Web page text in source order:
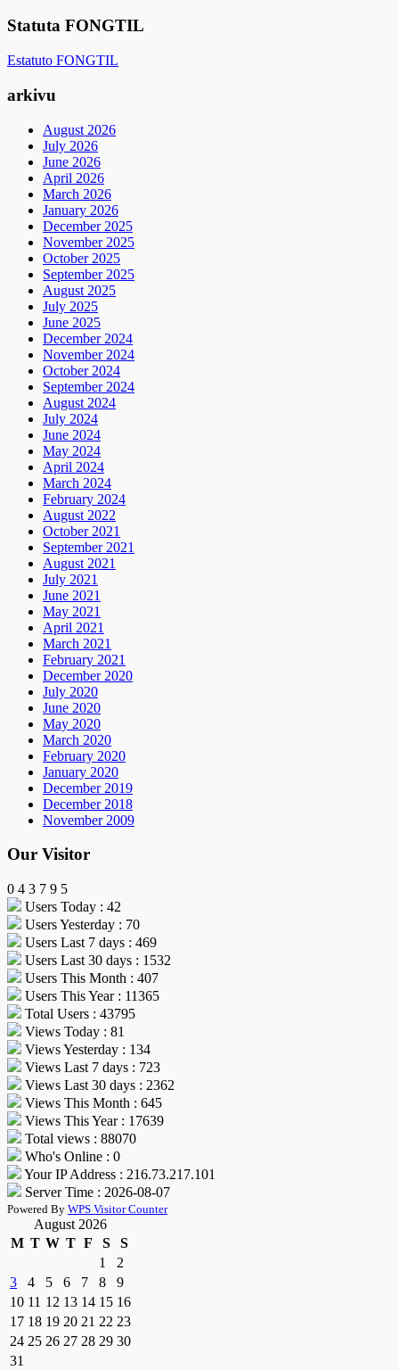
Statuta FONGTIL
Estatuto FONGTIL
arkivu
August 2026
July 2026
June 2026
April 2026
March 2026
January 2026
December 2025
November 2025
October 2025
September 2025
August 2025
July 2025
June 2025
December 2024
November 2024
October 2024
September 2024
August 2024
July 2024
June 2024
May 2024
April 2024
March 2024
February 2024
August 2022
October 2021
September 2021
August 2021
July 2021
June 2021
May 2021
April 2021
March 2021
February 2021
December 2020
July 2020
June 2020
May 2020
March 2020
February 2020
January 2020
December 2019
December 2018
November 2009
Our Visitor
0 4 3 7 9 5
Users Today : 42
Users Yesterday : 70
Users Last 7 days : 469
Users Last 30 days : 1532
Users This Month : 407
Users This Year : 11365
Total Users : 43795
Views Today : 81
Views Yesterday : 134
Views Last 7 days : 723
Views Last 30 days : 2362
Views This Month : 645
Views This Year : 17639
Total views : 88070
Who's Online : 0
Your IP Address : 216.73.217.101
Server Time : 2026-08-07
Powered By WPS Visitor Counter
August 2026
M T W T F S
S
1
2
3
4 5 6 7 8
9
10 11 12 13 14 15 16
17 18 19 20 21 22 23
24 25 26 27 28 29 30
31